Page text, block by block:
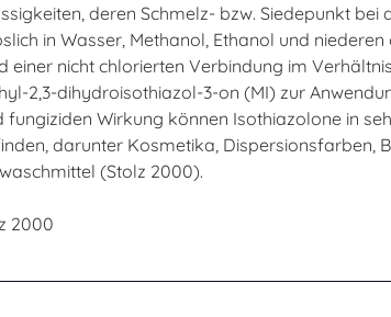
deren Schmelz- bzw. Siedepunkt
in Wasser, Methanol, Ethanol und
einer nicht chlorierten Verbindung im
2,3-dihydroisothiazol-3-on (MI) zur
Wirkung können Isothiazolone in
darunter Kosmetika, Dispersionsfarben,
(Stolz 2000).
2000